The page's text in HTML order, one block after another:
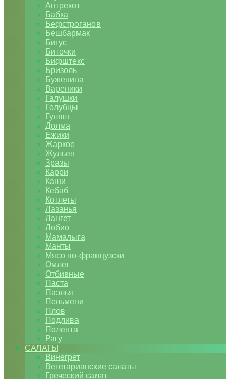
Антрекот
Бабка
Бефстроганов
Бешбармак
Бигус
Биточки
Бифштекс
Бризоль
Буженина
Вареники
Галушки
Голубцы
Гуляш
Долма
Ежики
Жаркое
Жульен
Зразы
Карри
Каши
Кебаб
Котлеты
Лазанья
Лангет
Лобио
Мамалыга
Манты
Мясо по-французски
Омлет
Отбивные
Паста
Паэлья
Пельмени
Плов
Подлива
Полента
Рагу
САЛАТЫ
Винегрет
Вегетарианские салаты
Греческий салат